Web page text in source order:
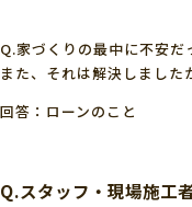
Q.家づくりの最中に不安だ
また、それは解決しました
回答：ローンのこと
Q.スタッフ・現場施工